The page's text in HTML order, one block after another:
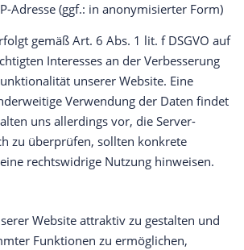
Adresse (ggf.: in anonymisierter Form)
gemäß Art. 6 Abs. 1 lit. f DSGVO auf
Interesses an der Verbesserung
unserer Website. Eine
Verwendung der Daten findet
uns allerdings vor, die Server-
zu überprüfen, sollten konkrete
rechtswidrige Nutzung hinweisen.
Website attraktiv zu gestalten und
Funktionen zu ermöglichen,